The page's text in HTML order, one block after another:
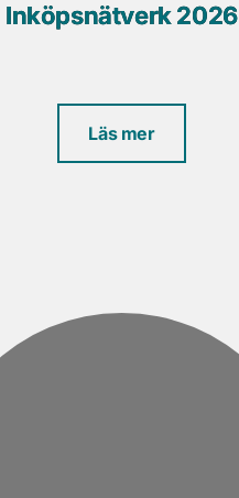
Inköpsnätverk 2026
Läs mer